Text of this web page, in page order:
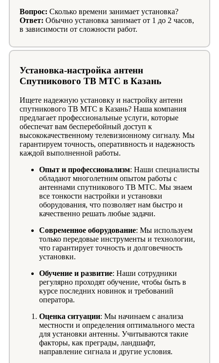
Вопрос: Сколько времени занимает установка?
Ответ: Обычно установка занимает от 1 до 2 часов,
в зависимости от сложности работ.
Установка-настройка антенн
Спутникового ТВ МТС в Казань
Ищете надежную установку и настройку антенн
спутникового ТВ МТС в Казань? Наша компания
предлагает профессиональные услуги, которые
обеспечат вам бесперебойный доступ к
высококачественному телевизионному сигналу. Мы
гарантируем точность, оперативность и надежность
каждой выполненной работы.
Опыт и профессионализм: Наши специалисты
обладают многолетним опытом работы с
антеннами спутникового ТВ МТС. Мы знаем
все тонкости настройки и установки
оборудования, что позволяет нам быстро и
качественно решать любые задачи.
Современное оборудование: Мы используем
только передовые инструменты и технологии,
что гарантирует точность и долговечность
установки.
Обучение и развитие: Наши сотрудники
регулярно проходят обучение, чтобы быть в
курсе последних новинок и требований
оператора.
Оценка ситуации: Мы начинаем с анализа
местности и определения оптимального места
для установки антенны. Учитываются такие
факторы, как преграды, ландшафт,
направление сигнала и другие условия.